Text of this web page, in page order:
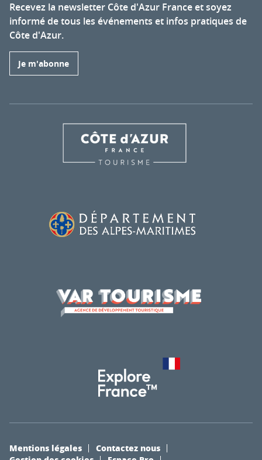
Recevez la newsletter Côte d'Azur France et soyez
informé de tous les événements et infos pratiques de
Côte d'Azur.
Je m'abonne
Mentions légales
Contactez nous